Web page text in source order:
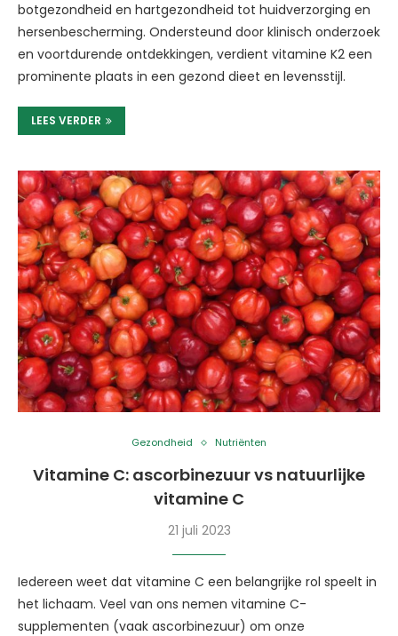
botgezondheid en hartgezondheid tot huidverzorging en
hersenbescherming. Ondersteund door klinisch onderzoek
en voortdurende ontdekkingen, verdient vitamine K2 een
prominente plaats in een gezond dieet en levensstijl.
LEES VERDER
Gezondheid Nutriënten
Vitamine C: ascorbinezuur vs natuurlijke
vitamine C
21 juli 2023
Iedereen weet dat vitamine C een belangrijke rol speelt in
het lichaam. Veel van ons nemen vitamine C-
supplementen (vaak ascorbinezuur) om onze